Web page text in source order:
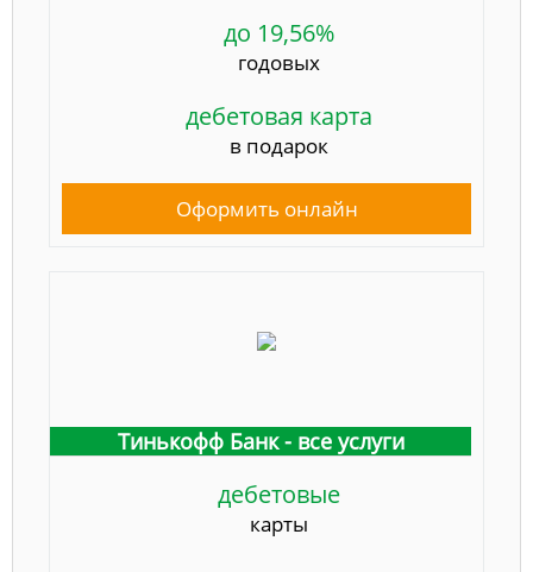
до 19,56%
годовых
дебетовая карта
в подарок
Оформить онлайн
Тинькофф Банк - все услуги
дебетовые
карты